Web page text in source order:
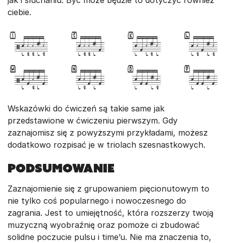
ciebie.
Wskazówki do ćwiczeń są takie same jak
przedstawione w ćwiczeniu pierwszym. Gdy
zaznajomisz się z powyższymi przykładami, możesz
dodatkowo rozpisać je w triolach szesnastkowych.
PODSUMOWANIE
Zaznajomienie się z grupowaniem pięcionutowym to
nie tylko coś popularnego i nowoczesnego do
zagrania. Jest to umiejętność, która rozszerzy twoją
muzyczną wyobraźnię oraz pomoże ci zbudować
solidne poczucie pulsu i time’u. Nie ma znaczenia to,